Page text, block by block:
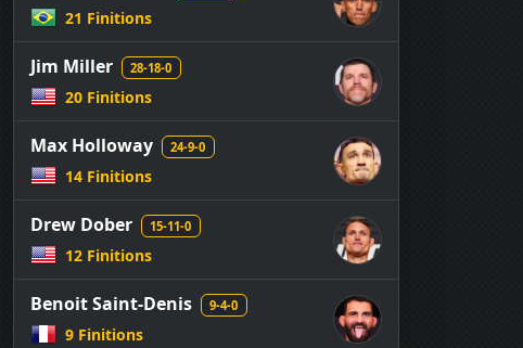
21 Finitions
Jim Miller 28-18-0
20 Finitions
Max Holloway 24-9-0
14 Finitions
Drew Dober 15-11-0
12 Finitions
Benoit Saint-Denis 9-4-0
9 Finitions